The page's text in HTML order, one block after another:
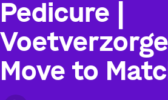
Pedicure |
Move to